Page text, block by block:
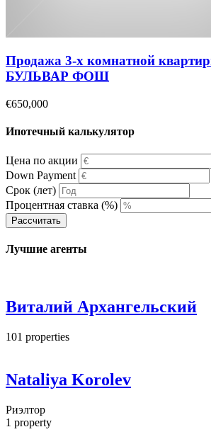
Продажа 3-х комнатной
БУЛЬВАР ФОШ
€650,000
Ипотечный калькулятор
Цена по акции
Down Payment
Срок (лет)
Процентная ставка (%)
Рассчитать
Лучшие агенты
Виталий Архангельский
101 properties
Nataliya Korolev
Риэлтор
1 property